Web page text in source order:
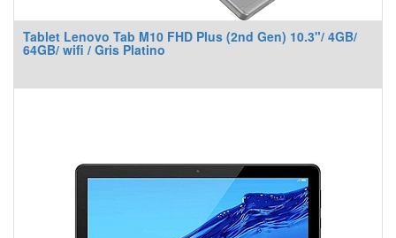
Tablet Lenovo Tab M10 FHD Plus (2nd Gen) 10.3"/ 4GB/
64GB/ wifi / Gris Platino